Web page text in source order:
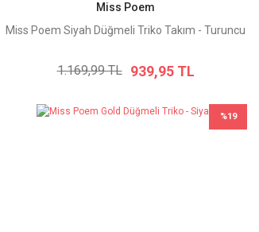
Miss Poem
Miss Poem Siyah Düğmeli Triko Takım - Turuncu
1.169,99 TL 939,95 TL
%19